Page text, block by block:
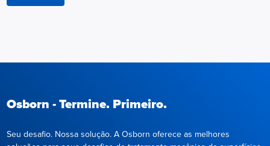
Osborn - Termine. Primeiro.
Seu desafio. Nossa solução. A Osborn oferece as melhores